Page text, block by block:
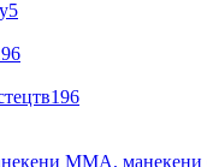
5
196
ММА, манекени